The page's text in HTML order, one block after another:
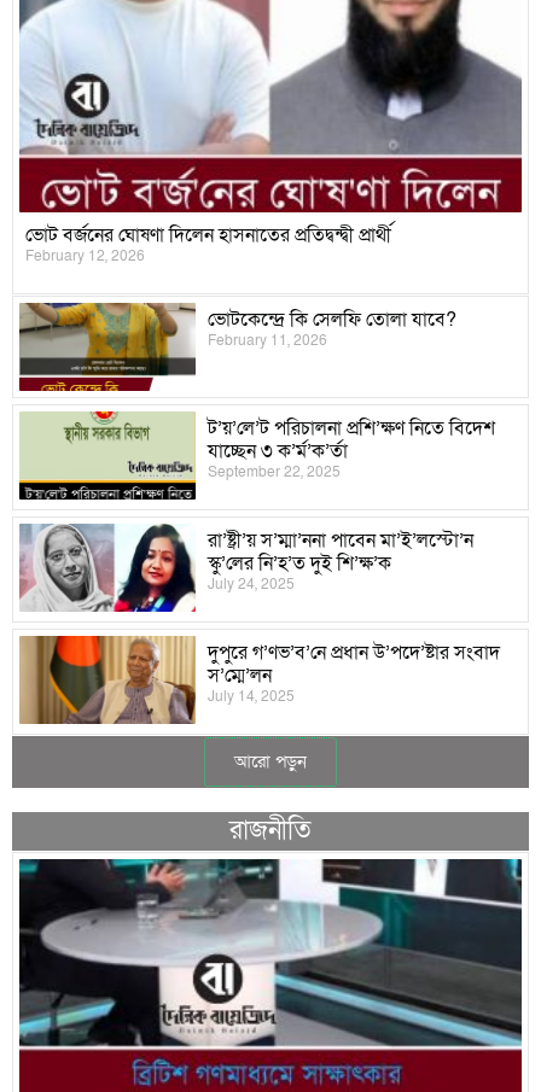
ভোট বর্জনের ঘোষণা দিলেন হাসনাতের প্রতিদ্বন্দ্বী প্রার্থী
February 12, 2026
ভোটকেন্দ্রে কি সেলফি তোলা যাবে?
February 11, 2026
ট’য়’লে’ট পরিচালনা প্রশি’ক্ষণ নিতে বিদেশ
যাচ্ছেন ৩ ক’র্ম’ক’র্তা
September 22, 2025
রা’ষ্ট্রী’য় স’ম্মা’ননা পাবেন মা’ই’লস্টো’ন
স্কু’লের নি’হ’ত দুই শি’ক্ষ’ক
July 24, 2025
দুপুরে গ’ণভ’ব’নে প্রধান উ’পদে’ষ্টার সংবাদ
স’ম্মে’লন
July 14, 2025
আরো পড়ুন
রাজনীতি